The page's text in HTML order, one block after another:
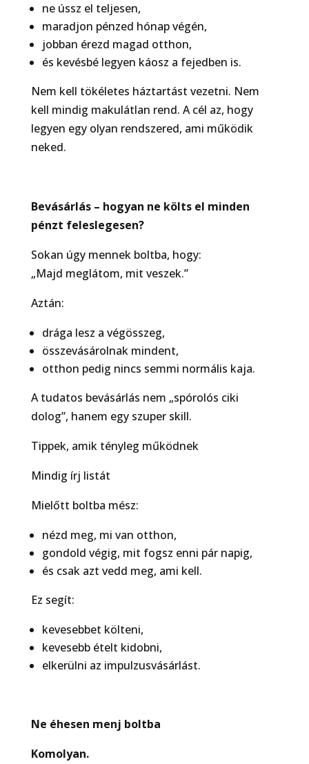
ne ússz el teljesen,
maradjon pénzed hónap végén,
jobban érezd magad otthon,
és kevésbé legyen káosz a fejedben is.
Nem kell tökéletes háztartást vezetni. Nem
kell mindig makulátlan rend. A cél az, hogy
legyen egy olyan rendszered, ami működik
neked.
Bevásárlás – hogyan ne költs el minden
pénzt feleslegesen?
Sokan úgy mennek boltba, hogy:
„Majd meglátom, mit veszek.”
Aztán:
drága lesz a végösszeg,
összevásárolnak mindent,
otthon pedig nincs semmi normális kaja.
A tudatos bevásárlás nem „spórolós ciki
dolog”, hanem egy szuper skill.
Tippek, amik tényleg működnek
Mindig írj listát
Mielőtt boltba mész:
nézd meg, mi van otthon,
gondold végig, mit fogsz enni pár napig,
és csak azt vedd meg, ami kell.
Ez segít:
kevesebbet költeni,
kevesebb ételt kidobni,
elkerülni az impulzusvásárlást.
Ne éhesen menj boltba
Komolyan.